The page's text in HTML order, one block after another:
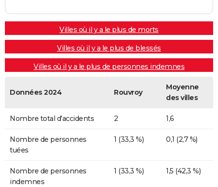
Villes où il y a le plus de morts
Villes où il y a le plus de blessés
Villes où il y a le plus de personnes indemnes
Données 2024 Rouvroy
Moyenne
des villes
Nombre total d'accidents 2 1,6
Nombre de personnes
tuées
1 (33,3 %) 0,1 (2,7 %)
Nombre de personnes
indemnes
1 (33,3 %) 1,5 (42,3 %)